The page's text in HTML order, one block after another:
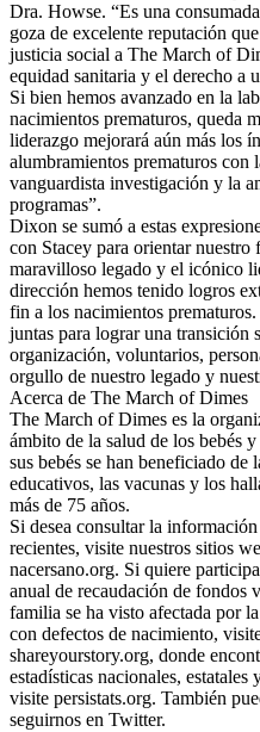
Dra. Howse. “Es una
goza de excelente reputación
justicia social a The March of
equidad sanitaria y el derecho a
Si bien hemos avanzado en la
nacimientos prematuros, queda
liderazgo mejorará aún más los
alumbramientos prematuros con
vanguardista investigación y la
programas”.
Dixon se sumó a estas
con Stacey para orientar
maravilloso legado y el icónico
dirección hemos tenido logros
fin a los nacimientos
juntas para lograr una transición
organización, voluntarios,
orgullo de nuestro legado y
Acerca de The March of Dimes
The March of Dimes es la
ámbito de la salud de los bebés
sus bebés se han beneficiado de
educativos, las vacunas y los
más de 75 años.
Si desea consultar la
recientes, visite nuestros sitios
nacersano.org. Si quiere
anual de recaudación de fondos
familia se ha visto afectada por
con defectos de nacimiento,
shareyourstory.org, donde
estadísticas nacionales,
visite persistats.org. También
seguirnos en Twitter.